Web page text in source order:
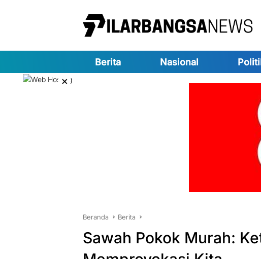
Berita Nasional
×
Beranda Berita
Sawah Pokok Murah: